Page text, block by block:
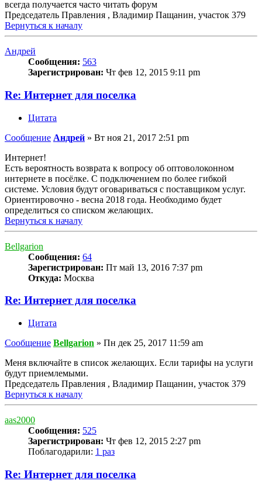
всегда получается часто читать форум
Председатель Правления , Владимир Пащанин, участок 379
Вернуться к началу
Андрей
Сообщения: 563
Зарегистрирован: Чт фев 12, 2015 9:11 pm
Re: Интернет для поселка
Цитата
Сообщение Андрей » Вт ноя 21, 2017 2:51 pm
Интернет!
Есть вероятность возврата к вопросу об оптоволоконном
интернете в посёлке. С подключением по более гибкой
системе. Условия будут оговариваться с поставщиком услуг.
Ориентировочно - весна 2018 года. Необходимо будет
определиться со списком желающих.
Вернуться к началу
Bellgarion
Сообщения: 64
Зарегистрирован: Пт май 13, 2016 7:37 pm
Откуда: Москва
Re: Интернет для поселка
Цитата
Сообщение Bellgarion » Пн дек 25, 2017 11:59 am
Меня включайте в список желающих. Если тарифы на услуги
будут приемлемыми.
Председатель Правления , Владимир Пащанин, участок 379
Вернуться к началу
aas2000
Сообщения: 525
Зарегистрирован: Чт фев 12, 2015 2:27 pm
Поблагодарили: 1 раз
Re: Интернет для поселка